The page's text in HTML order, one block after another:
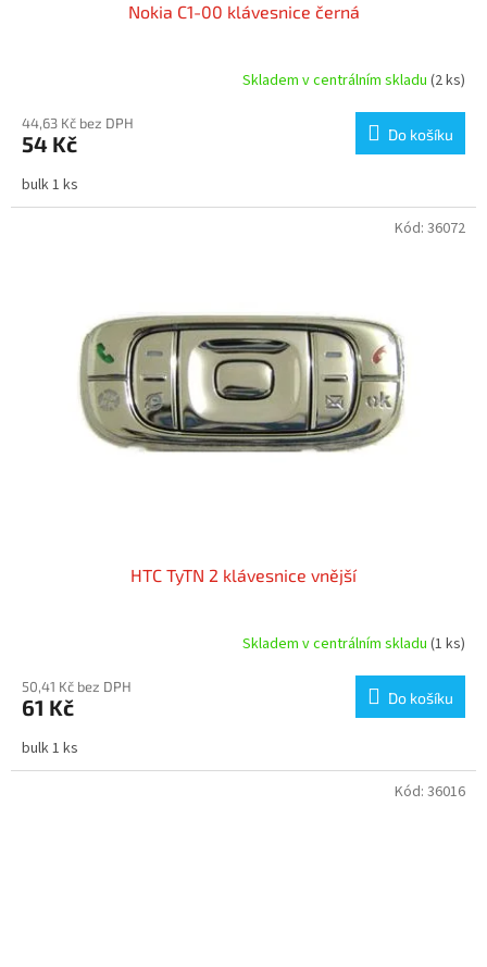
Nokia C1-00 klávesnice černá
Skladem v centrálním skladu (2 ks)
44,63 Kč bez DPH
54 Kč Do košíku
bulk 1 ks
HTC TyTN 2 klávesnice vnější
Skladem v centrálním skladu (1 ks)
50,41 Kč bez DPH
61 Kč Do košíku
bulk 1 ks
Kód: 36072
Kód: 36016